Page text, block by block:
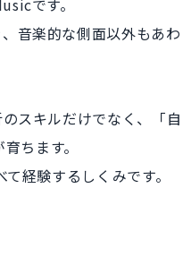
音楽的な側面以外もあわ
スキルだけでなく、「自
ちます。
経験するしくみです。